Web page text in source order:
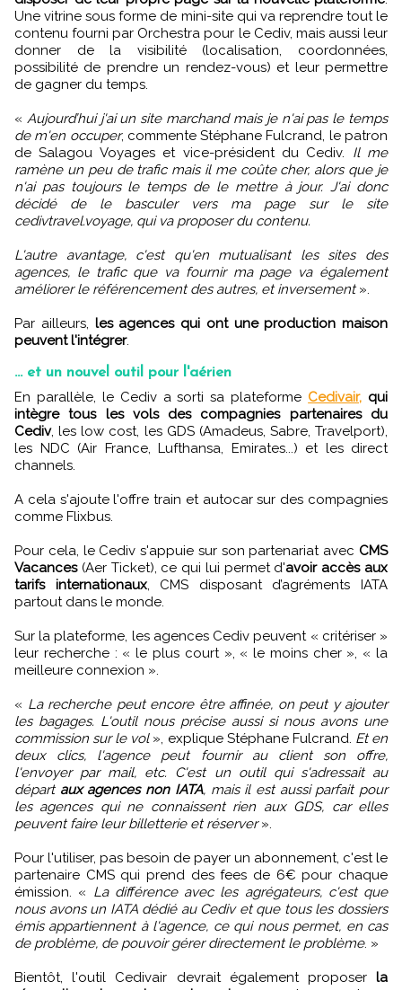
Une vitrine sous forme de mini-site qui va reprendre tout le
contenu fourni par Orchestra pour le Cediv, mais aussi leur
donner de la visibilité (localisation, coordonnées,
possibilité de prendre un rendez-vous) et leur permettre
de gagner du temps.
« Aujourd’hui j'ai un site marchand mais je n'ai pas le temps
de m'en occuper, commente Stéphane Fulcrand, le patron
de Salagou Voyages et vice-président du Cediv. Il me
ramène un peu de trafic mais il me coûte cher, alors que je
n'ai pas toujours le temps de le mettre à jour. J'ai donc
décidé de le basculer vers ma page sur le site
cedivtravel.voyage, qui va proposer du contenu.
L'autre avantage, c'est qu'en mutualisant les sites des
agences, le trafic que va fournir ma page va également
améliorer le référencement des autres, et inversement».
Par ailleurs, les agences qui ont une production maison
peuvent l'intégrer.
... et un nouvel outil pour l'aérien
En parallèle, le Cediv a sorti sa plateforme Cedivair, qui
intègre tous les vols des compagnies partenaires du
Cediv, les low cost, les GDS (Amadeus, Sabre, Travelport),
les NDC (Air France, Lufthansa, Emirates...) et les direct
channels.
A cela s'ajoute l'offre train et autocar sur des compagnies
comme Flixbus.
Pour cela, le Cediv s'appuie sur son partenariat avec CMS
Vacances(Aer Ticket), ce qui lui permet d'avoir accès aux
tarifs internationaux, CMS disposant d’agréments IATA
partout dans le monde.
Sur la plateforme, les agences Cediv peuvent « critériser »
leur recherche : « le plus court », « le moins cher », « la
meilleure connexion ».
« La recherche peut encore être affinée, on peut y ajouter
les bagages. L'outil nous précise aussi si nous avons une
commission sur le vol», explique Stéphane Fulcrand. Et en
deux clics, l'agence peut fournir au client son offre,
l'envoyer par mail, etc. C'est un outil qui s'adressait au
départ aux agences non IATA, mais il est aussi parfait pour
les agences qui ne connaissent rien aux GDS, car elles
peuvent faire leur billetterie et réserver».
Pour l'utiliser, pas besoin de payer un abonnement, c'est le
partenaire CMS qui prend des fees de 6€ pour chaque
émission. « La différence avec les agrégateurs, c'est que
nous avons un IATA dédié au Cediv et que tous les dossiers
émis appartiennent à l'agence, ce qui nous permet, en cas
de problème, de pouvoir gérer directement le problème. »
Bientôt, l'outil Cedivair devrait également proposer la